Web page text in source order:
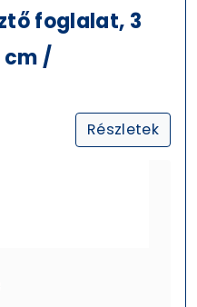
foglalat, 3
cm /
Részletek